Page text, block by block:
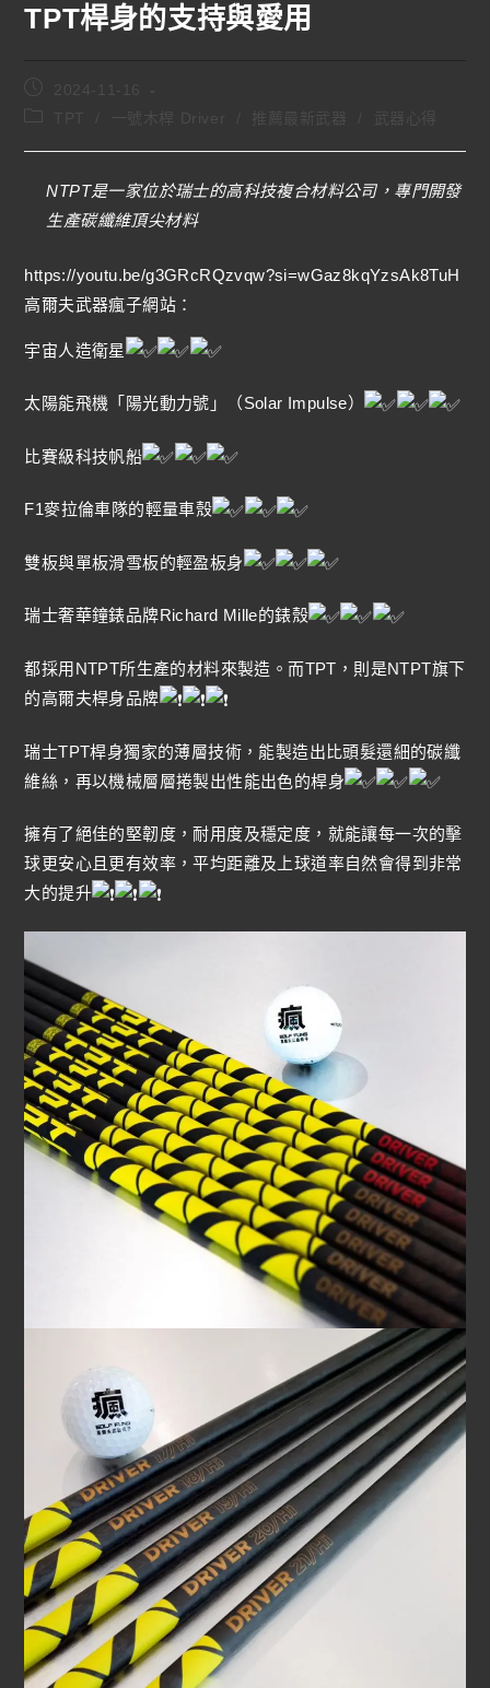
TPT桿身的支持與愛用
2024-11-16
NTPT是一家位於瑞士的高科技複合材料公司，專門開發
生產碳纖維頂尖材料
https://youtu.be/g3GRcRQzvqw?si=wGaz8kqYzsAk8TuH
高爾夫武器瘋子網站：
宇宙人造衛星
太陽能飛機「陽光動力號」（Solar Impulse）
比賽級科技帆船
F1麥拉倫車隊的輕量車殼
雙板與單板滑雪板的輕盈板身
瑞士奢華鐘錶品牌Richard Mille的錶殼
都採用NTPT所生產的材料來製造。而TPT，則是NTPT旗下
的高爾夫桿身品牌
瑞士TPT桿身獨家的薄層技術，能製造出比頭髮還細的碳纖
維絲，再以機械層層捲製出性能出色的桿身
擁有了絕佳的堅韌度，耐用度及穩定度，就能讓每一次的擊
球更安心且更有效率，平均距離及上球道率自然會得到非常
大的提升